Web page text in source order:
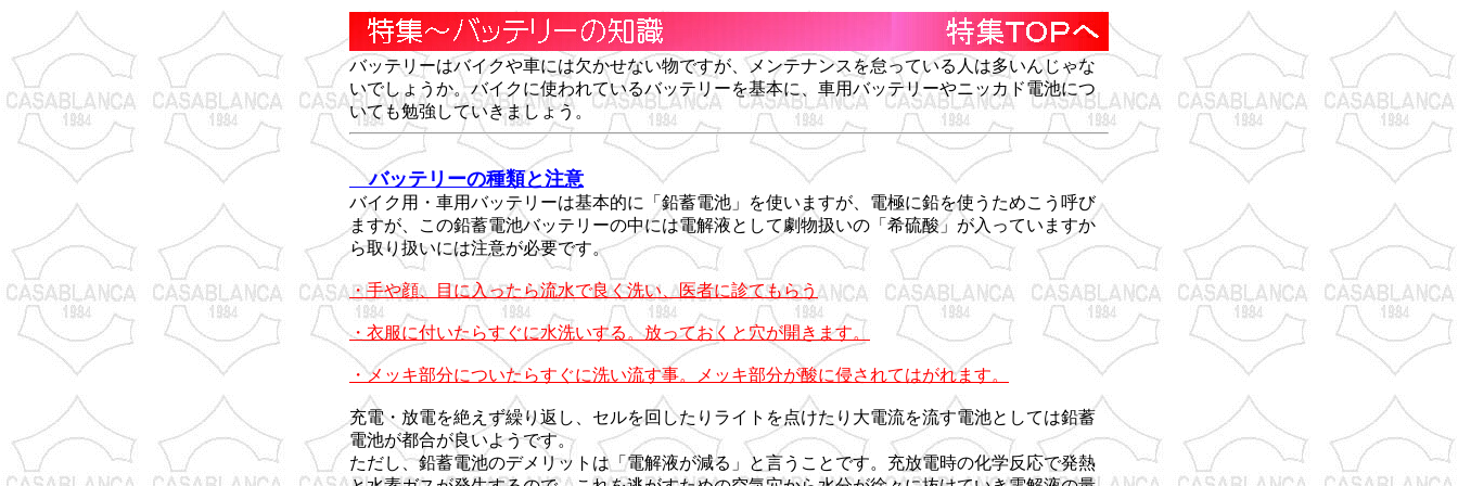
バッテリーはバイクや車には欠かせない物ですが、メンテナンスを怠っている人は多いんじゃな
いでしょうか。バイクに使われているバッテリーを基本に、車用バッテリーやニッカド電池につ
いても勉強していきましょう。
バッテリーの種類と注意
バイク用・車用バッテリーは基本的に「鉛蓄電池」を使いますが、電極に鉛を使うためこう呼び
ますが、この鉛蓄電池バッテリーの中には電解液として劇物扱いの「希硫酸」が入っていますか
ら取り扱いには注意が必要です。
・手や顔、目に入ったら流水で良く洗い、医者に診てもらう
・衣服に付いたらすぐに水洗いする。放っておくと穴が開きます。
・メッキ部分についたらすぐに洗い流す事。メッキ部分が酸に侵されてはがれます。
充電・放電を絶えず繰り返し、セルを回したりライトを点けたり大電流を流す電池としては鉛蓄
電池が都合が良いようです。
ただし、鉛蓄電池のデメリットは「電解液が減る」と言うことです。充放電時の化学反応で発熱